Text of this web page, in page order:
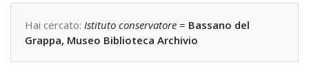
Hai cercato: Istituto conservatore = Bassano del
Grappa, Museo Biblioteca Archivio